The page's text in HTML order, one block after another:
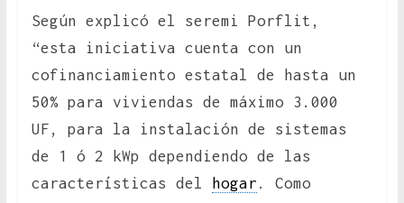
Según explicó el seremi Porflit,
“esta iniciativa cuenta con un
cofinanciamiento estatal de hasta un
50% para viviendas de máximo 3.000
UF, para la instalación de sistemas
de 1 ó 2 kWp dependiendo de las
características del
hogar . Como